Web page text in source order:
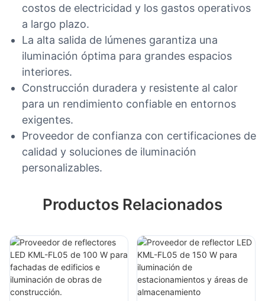
costos de electricidad y los gastos operativos
a largo plazo.
La alta salida de lúmenes garantiza una
iluminación óptima para grandes espacios
interiores.
Construcción duradera y resistente al calor
para un rendimiento confiable en entornos
exigentes.
Proveedor de confianza con certificaciones de
calidad y soluciones de iluminación
personalizables.
Productos Relacionados